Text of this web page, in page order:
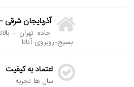
آذربایجان شرقی -
جاده تهران -
بسیج-روبروی آناتا
اعتماد به کیفیت
سال ها تجربه